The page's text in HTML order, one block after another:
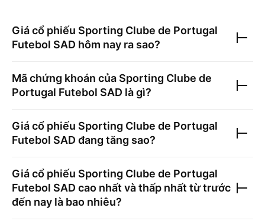
Giá cổ phiếu Sporting Clube de Portugal
Futebol SAD hôm nay ra sao?
Mã chứng khoán của Sporting Clube de
Portugal Futebol SAD là gì?
Giá cổ phiếu Sporting Clube de Portugal
Futebol SAD đang tăng sao?
Giá cổ phiếu Sporting Clube de Portugal
Futebol SAD cao nhất và thấp nhất từ trước
đến nay là bao nhiêu?